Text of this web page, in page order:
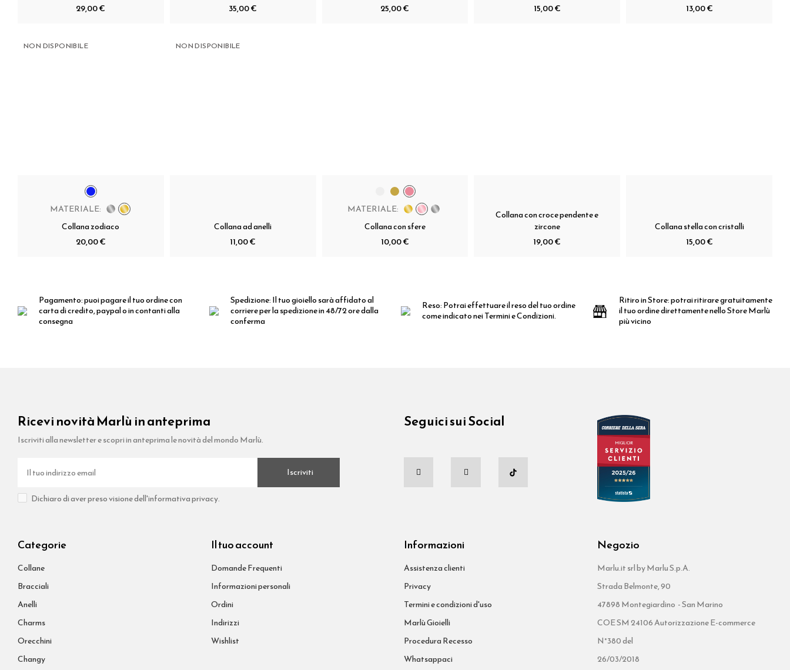
29,00 €
35,00 €
25,00 €
15,00 €
13,00 €
NON DISPONIBILE
MATERIALE:
Collana zodiaco
20,00 €
NON DISPONIBILE
Collana ad anelli
11,00 €
MATERIALE:
Collana con sfere
10,00 €
Collana con croce pendente e
zircone
19,00 €
Collana stella con cristalli
15,00 €
Pagamento:puoi pagare il tuo ordine con
carta di credito, paypal o in contanti alla
consegna
Spedizione:Il tuo gioiello sarà affidato al
corriere per la spedizione in 48/72 ore dalla
conferma
Reso:Potrai effettuare il reso del tuo ordine
come indicato nei Termini e Condizioni.
Ritiro in Store:potrai ritirare gratuitamente
il tuo ordine direttamente nello Store Marlù
più vicino
Ricevi novità Marlù in anteprima
Iscriviti alla newsletter e scopri in anteprima le novità del mondo Marlù.
Iscriviti
Dichiaro di aver preso visione dell'informativa privacy.
Seguici sui Social
Categorie
Collane
Bracciali
Anelli
Charms
Orecchini
Changy
Il tuo account
Domande Frequenti
Informazioni personali
Ordini
Indirizzi
Wishlist
Informazioni
Assistenza clienti
Privacy
Termini e condizioni d'uso
Marlù Gioielli
Procedura Recesso
Whatsappaci
Negozio
Marlu.it srl by Marlu S.p.A.
Strada Belmonte, 90
47898 Montegiardino - San Marino
COE SM 24106 Autorizzazione E-commerce
N°380 del
26/03/2018